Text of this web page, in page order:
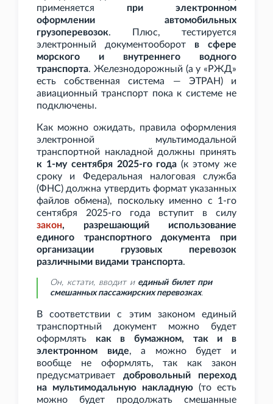
применяется при электронном
оформлении автомобильных
грузоперевозок. Плюс, тестируется
электронный документооборот в сфере
морского и внутреннего водного
транспорта. Железнодорожный (а у «РЖД»
есть собственная система — ЭТРАН) и
авиационный транспорт пока к системе не
подключены.
Как можно ожидать, правила оформления
электронной мультимодальной
транспортной накладной должны принять
к 1-му сентября 2025-го года (к этому же
сроку и Федеральная налоговая служба
(ФНС) должна утвердить формат указанных
файлов обмена), поскольку именно с 1-го
сентября 2025-го года вступит в силу
закон, разрешающий использование
единого транспортного документа при
организации грузовых перевозок
различными видами транспорта.
Он, кстати, вводит и единый билет при
смешанных пассажирских перевозках.
В соответствии с этим законом единый
транспортный документ можно будет
оформлять как в бумажном, так и в
электронном виде, а можно будет и
вообще не оформлять, так как закон
предусматривает добровольный переход
на мультимодальную накладную (то есть
можно будет продолжать смешанные